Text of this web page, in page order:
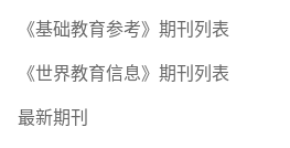
《基础教育参考》期刊列表
《世界教育信息》期刊列表
最新期刊